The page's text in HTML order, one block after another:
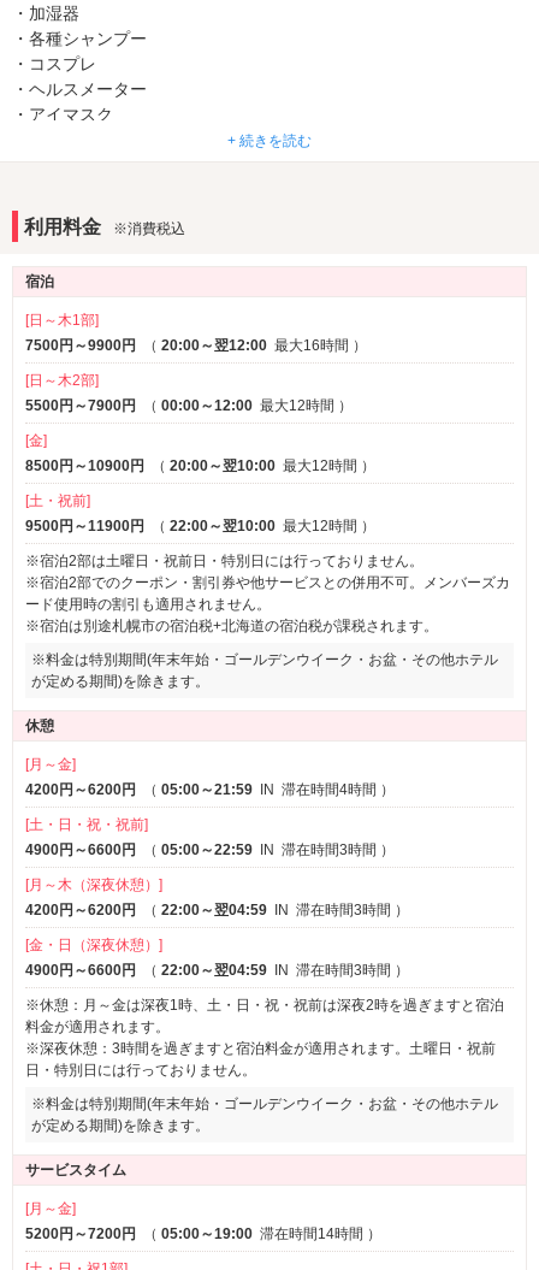
VOD
Android充電器
DVDプレーヤー
アメニティ
ヘアアイロン
部屋タイプ
3名以上利用可
サービス
ルームサービス
・加湿器
・各種シャンプー
・コスプレ
・ヘルスメーター
・アイマスク
・ズボンプレッサー
・ホットカーラー
・ボードゲーム
・常備薬
・爪切り
など
+ 続きを読む
利用料金 ※消費税込
宿泊
[日～木1部]
7500円～9900円
（ 20:00～翌12:00 最大16時間 ）
[日～木2部]
5500円～7900円
（ 00:00～12:00 最大12時間 ）
[金]
8500円～10900円
（ 20:00～翌10:00 最大12時間 ）
[土・祝前]
9500円～11900円
（ 22:00～翌10:00 最大12時間 ）
※宿泊2部は土曜日・祝前日・特別日には行っておりません。
※宿泊2部でのクーポン・割引券や他サービスとの併用不可。メンバーズカ
ード使用時の割引も適用されません。
※宿泊は別途札幌市の宿泊税+北海道の宿泊税が課税されます。
※料金は特別期間(年末年始・ゴールデンウイーク・お盆・その他ホテル
が定める期間)を除きます。
休憩
[月～金]
4200円～6200円
（ 05:00～21:59 IN 滞在時間4時間 ）
[土・日・祝・祝前]
4900円～6600円
（ 05:00～22:59 IN 滞在時間3時間 ）
[月～木（深夜休憩）]
4200円～6200円
（ 22:00～翌04:59 IN 滞在時間3時間 ）
[金・日（深夜休憩）]
4900円～6600円
（ 22:00～翌04:59 IN 滞在時間3時間 ）
※休憩：月～金は深夜1時、土・日・祝・祝前は深夜2時を過ぎますと宿泊
料金が適用されます。
※深夜休憩：3時間を過ぎますと宿泊料金が適用されます。土曜日・祝前
日・特別日には行っておりません。
※料金は特別期間(年末年始・ゴールデンウイーク・お盆・その他ホテル
が定める期間)を除きます。
サービスタイム
[月～金]
5200円～7200円
（ 05:00～19:00 滞在時間14時間 ）